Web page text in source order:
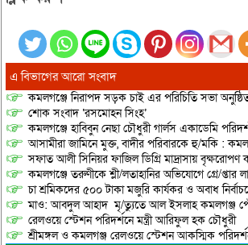
এ বিভাগের আরো সংবাদ
কমলগঞ্জে নিরাপদ সড়ক চাই এর পরিচিতি সভা
শোক সংবাদ ‘রসমোহন সিংহ’
কমলগঞ্জে হাবিবুন নেছা চৌধুরী গার্লস একাডেমি
আসামীরা জামিনে মুক্ত, বাদীর পরিবারকে হু/মকি :
সফাত আলী সিনিয়র ফাজিল ডিগ্রি মাদ্রাসায় বৃক্ষরোপণ
কমলগঞ্জে তরুণীকে শ্লী/লতাহানির অভিযোগে গ্রে/প্তার
চা শ্রমিকদের ৫০০ টাকা মজুরি কার্যকর ও অবাধ
মাও: আবদুল আহাদ মৃ/ত্যুতে আল ইসলাহ কমলগঞ্জ
রেলওয়ে স্টেশন পরিদর্শনে মন্ত্রী আরিফুল হক চৌধুরী
শ্রীমঙ্গল ও কমলগঞ্জ রেলওয়ে স্টেশন আকস্মিক